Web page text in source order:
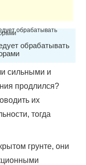
обрабатывать
сильными и
продлился?
их
тогда
грунте, они